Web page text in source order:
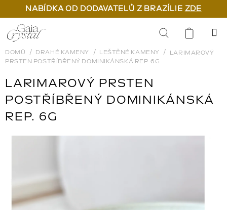
NABÍDKA OD DODAVATELŮ Z BRAZÍLIE ZDE
Přejít
na
obsah
Hledat
DOMŮ DRAHÉ KAMENY LEŠTĚNÉ KAMENY
LARIMAROVÝ
PRSTEN POSTŘÍBŘENÝ DOMINIKÁNSKÁ REP. 6G
LARIMAROVÝ PRSTEN
POSTŘÍBŘENÝ DOMINIKÁNSKÁ
REP. 6G